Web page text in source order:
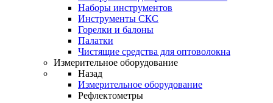
Наборы инструментов
Инструменты СКС
Горелки и балоны
Палатки
Чистящие средства для оптоволокна
Измерительное оборудование
Назад
Измерительное оборудование
Рефлектометры